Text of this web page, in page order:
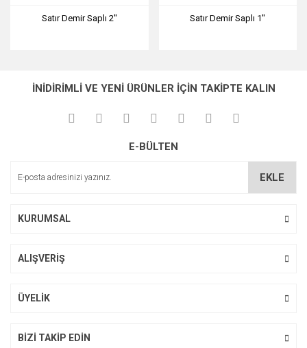
Satır Demir Saplı 2'' Satır Demir Saplı 1''
İNİDİRİMLİ VE YENİ ÜRÜNLER İÇİN TAKİPTE KALIN
E-BÜLTEN
EKLE
KURUMSAL
ALIŞVERİŞ
ÜYELİK
BİZİ TAKİP EDİN